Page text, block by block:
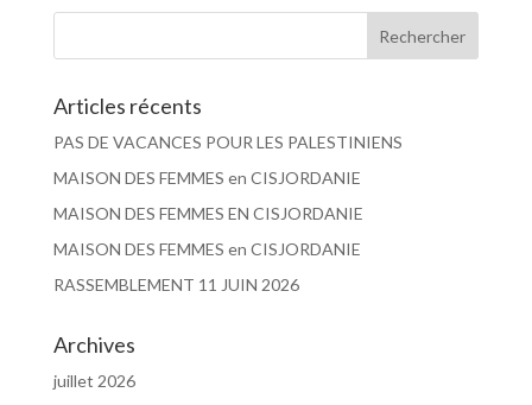
Articles récents
PAS DE VACANCES POUR LES PALESTINIENS
MAISON DES FEMMES en CISJORDANIE
MAISON DES FEMMES EN CISJORDANIE
MAISON DES FEMMES en CISJORDANIE
RASSEMBLEMENT 11 JUIN 2026
Archives
juillet 2026